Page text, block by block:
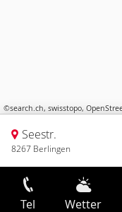
©search.ch, swisstopo,
Seestr.
8267 Berlingen
Tel Wetter